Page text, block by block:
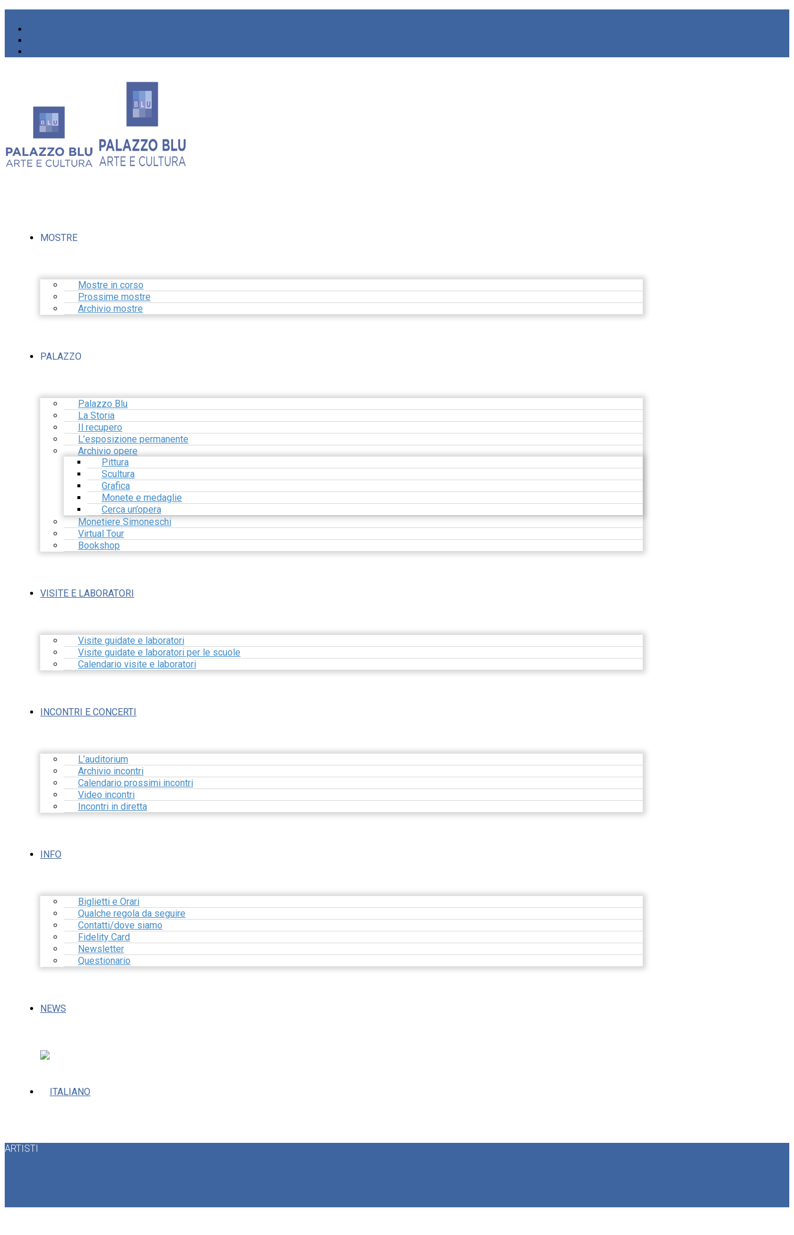
MOSTRE
Mostre in corso
Prossime mostre
Archivio mostre
PALAZZO
Palazzo Blu
La Storia
Il recupero
L’esposizione permanente
Archivio opere
Pittura
Scultura
Grafica
Monete e medaglie
Cerca un’opera
Monetiere Simoneschi
Virtual Tour
Bookshop
VISITE E LABORATORI
Visite guidate e laboratori
Visite guidate e laboratori per le scuole
Calendario visite e laboratori
INCONTRI E CONCERTI
L’auditorium
Archivio incontri
Calendario prossimi incontri
Video incontri
Incontri in diretta
INFO
Biglietti e Orari
Qualche regola da seguire
Contatti/dove siamo
Fidelity Card
Newsletter
Questionario
NEWS
ARTISTI